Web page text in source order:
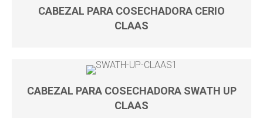
CABEZAL PARA COSECHADORA CERIO
CLAAS
CABEZAL PARA COSECHADORA SWATH UP
CLAAS